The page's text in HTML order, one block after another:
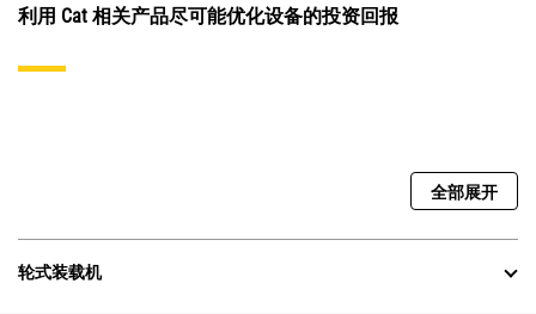
利用 Cat 相关产品尽可能优化设备的投资回报
全部展开
轮式装载机